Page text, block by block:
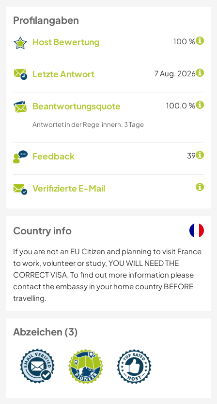
Profilangaben
Host Bewertung 100 %
Letzte Antwort 7 Aug. 2026
Beantwortungsquote 100.0 %
Antwortet in der Regel innerh. 3 Tage
Feedback 39
Verifizierte E-Mail
Country info
If you are not an EU Citizen and planning to visit France
to work, volunteer or study, YOU WILL NEED THE
CORRECT VISA. To find out more information please
contact the embassy in your home country BEFORE
travelling.
Abzeichen (3)